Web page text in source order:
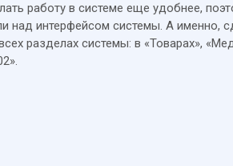
работу в системе еще удобнее,
над интерфейсом системы. А именно,
разделах системы: в «Товарах»,